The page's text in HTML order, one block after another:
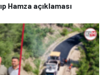
Hamza açıklaması